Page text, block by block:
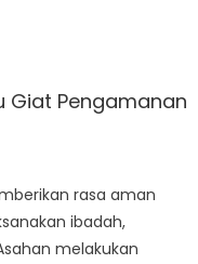
Giat Pengamanan
rasa aman
ibadah,
melakukan